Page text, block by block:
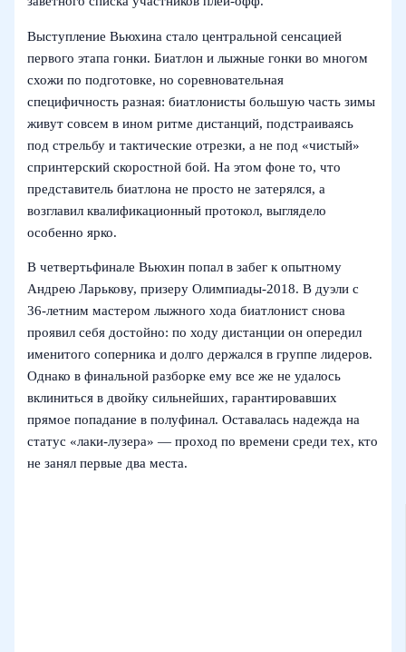
Выступление Вьюхина стало центральной сенсацией
первого этапа гонки. Биатлон и лыжные гонки во многом
схожи по подготовке, но соревновательная
специфичность разная: биатлонисты большую часть зимы
живут совсем в ином ритме дистанций, подстраиваясь
под стрельбу и тактические отрезки, а не под «чистый»
спринтерский скоростной бой. На этом фоне то, что
представитель биатлона не просто не затерялся, а
возглавил квалификационный протокол, выглядело
особенно ярко.
В четвертьфинале Вьюхин попал в забег к опытному
Андрею Ларькову, призеру Олимпиады‑2018. В дуэли с
36‑летним мастером лыжного хода биатлонист снова
проявил себя достойно: по ходу дистанции он опередил
именитого соперника и долго держался в группе лидеров.
Однако в финальной разборке ему все же не удалось
вклиниться в двойку сильнейших, гарантировавших
прямое попадание в полуфинал. Оставалась надежда на
статус «лаки-лузера» — проход по времени среди тех, кто
не занял первые два места.